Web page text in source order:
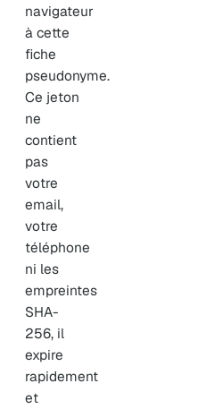
navigateur
à cette
fiche
pseudonyme.
Ce jeton
ne
contient
pas
votre
email,
votre
téléphone
ni les
empreintes
SHA-
256, il
expire
rapidement
et